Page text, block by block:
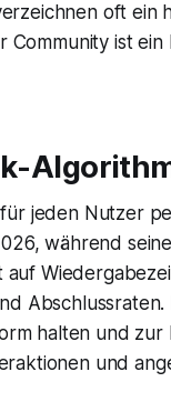
oft ein
Community ist
jeden Nutzer
während
halten und zur
und